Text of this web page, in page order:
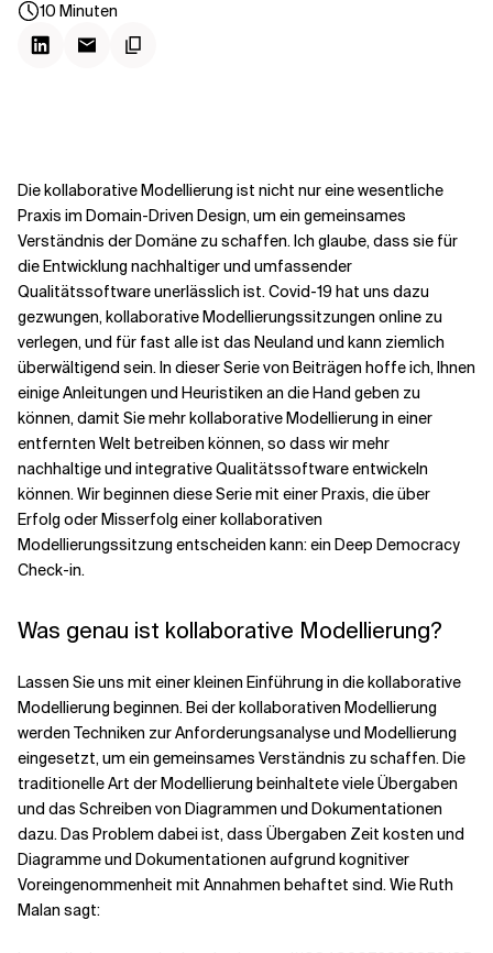
Verwandte Themen
10 Minuten
Die kollaborative Modellierung ist nicht nur eine wesentliche
Praxis im Domain-Driven Design, um ein gemeinsames
Verständnis der Domäne zu schaffen. Ich glaube, dass sie für
die Entwicklung nachhaltiger und umfassender
Qualitätssoftware unerlässlich ist. Covid-19 hat uns dazu
gezwungen, kollaborative Modellierungssitzungen online zu
verlegen, und für fast alle ist das Neuland und kann ziemlich
überwältigend sein. In dieser Serie von Beiträgen hoffe ich, Ihnen
einige Anleitungen und Heuristiken an die Hand geben zu
können, damit Sie mehr kollaborative Modellierung in einer
entfernten Welt betreiben können, so dass wir mehr
nachhaltige und integrative Qualitätssoftware entwickeln
können. Wir beginnen diese Serie mit einer Praxis, die über
Erfolg oder Misserfolg einer kollaborativen
Modellierungssitzung entscheiden kann: ein Deep Democracy
Check-in.
Was genau ist kollaborative Modellierung?
Lassen Sie uns mit einer kleinen Einführung in die kollaborative
Modellierung beginnen. Bei der kollaborativen Modellierung
werden Techniken zur Anforderungsanalyse und Modellierung
eingesetzt, um ein gemeinsames Verständnis zu schaffen. Die
traditionelle Art der Modellierung beinhaltete viele Übergaben
und das Schreiben von Diagrammen und Dokumentationen
dazu. Das Problem dabei ist, dass Übergaben Zeit kosten und
Diagramme und Dokumentationen aufgrund kognitiver
Voreingenommenheit mit Annahmen behaftet sind. Wie Ruth
Malan sagt: